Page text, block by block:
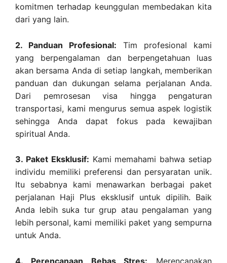
komitmen terhadap keunggulan membedakan kita
dari yang lain.
2. Panduan Profesional: Tim profesional kami
yang berpengalaman dan berpengetahuan luas
akan bersama Anda di setiap langkah, memberikan
panduan dan dukungan selama perjalanan Anda.
Dari pemrosesan visa hingga pengaturan
transportasi, kami mengurus semua aspek logistik
sehingga Anda dapat fokus pada kewajiban
spiritual Anda.
3. Paket Eksklusif: Kami memahami bahwa setiap
individu memiliki preferensi dan persyaratan unik.
Itu sebabnya kami menawarkan berbagai paket
perjalanan Haji Plus eksklusif untuk dipilih. Baik
Anda lebih suka tur grup atau pengalaman yang
lebih personal, kami memiliki paket yang sempurna
untuk Anda.
4. Perencanaan Bebas Stres: Merencanakan